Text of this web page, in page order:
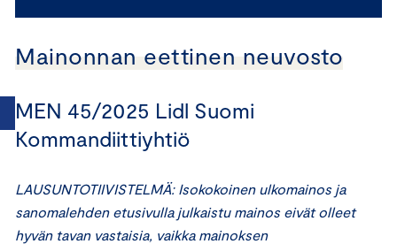
Mainonnan eettinen neuvosto
MEN 45/2025 Lidl Suomi
Kommandiittiyhtiö
LAUSUNTOTIIVISTELMÄ: Isokokoinen ulkomainos ja
sanomalehden etusivulla julkaistu mainos eivät olleet
hyvän tavan vastaisia, vaikka mainoksen